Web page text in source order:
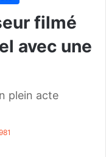
filmé
avec une
plein acte